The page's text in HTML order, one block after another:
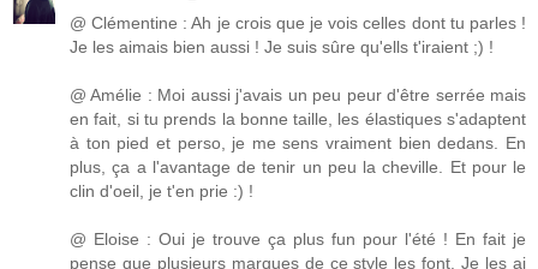
@ Clémentine : Ah je crois que je vois celles dont tu parles !
Je les aimais bien aussi ! Je suis sûre qu'ells t'iraient ;) !
@ Amélie : Moi aussi j'avais un peu peur d'être serrée mais
en fait, si tu prends la bonne taille, les élastiques s'adaptent
à ton pied et perso, je me sens vraiment bien dedans. En
plus, ça a l'avantage de tenir un peu la cheville. Et pour le
clin d'oeil, je t'en prie :) !
@ Eloise : Oui je trouve ça plus fun pour l'été ! En fait je
pense que plusieurs marques de ce style les font. Je les ai